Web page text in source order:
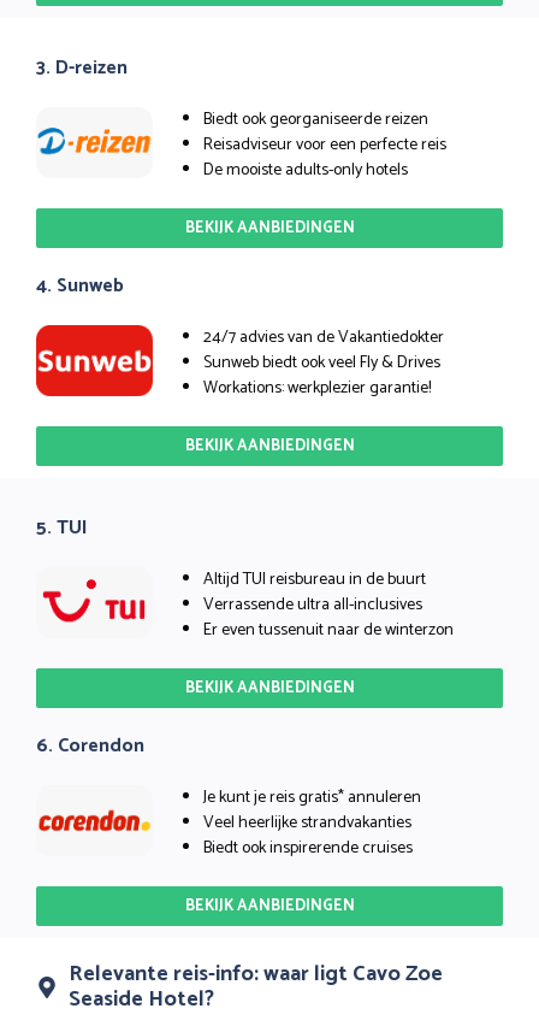
3. D-reizen
Biedt ook georganiseerde reizen
Reisadviseur voor een perfecte reis
De mooiste adults-only hotels
BEKIJK AANBIEDINGEN
4. Sunweb
24/7 advies van de Vakantiedokter
Sunweb biedt ook veel Fly & Drives
Workations: werkplezier garantie!
BEKIJK AANBIEDINGEN
5. TUI
Altijd TUI reisbureau in de buurt
Verrassende ultra all-inclusives
Er even tussenuit naar de winterzon
BEKIJK AANBIEDINGEN
6. Corendon
Je kunt je reis gratis* annuleren
Veel heerlijke strandvakanties
Biedt ook inspirerende cruises
BEKIJK AANBIEDINGEN
Relevante reis-info: waar ligt Cavo Zoe
Seaside Hotel?